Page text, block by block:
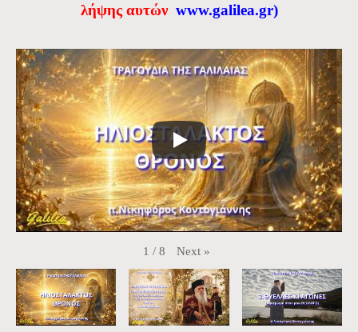
λήψης αυτών www.galilea.gr)
1 / 8 Next »